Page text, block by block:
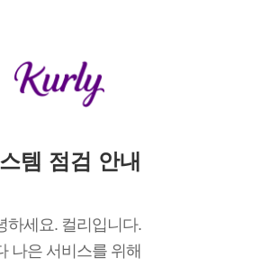
템 점검 안내
하세요. 컬리입니다.
나은 서비스를 위해